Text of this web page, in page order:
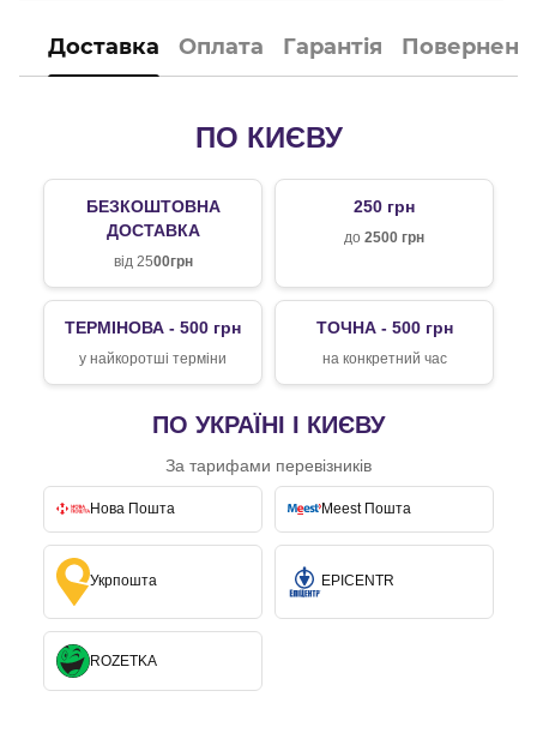
Доставка Оплата Гарантія
ПО КИЄВУ
БЕЗКОШТОВНА
ДОСТАВКА
від 2500грн
250 грн
до 2500 грн
ТЕРМІНОВА - 500 грн
у найкоротші терміни
ТОЧНА - 500 грн
на конкретний час
ПО УКРАЇНІ І КИЄВУ
За тарифами перевізників
Нова Пошта Meest Пошта
Укрпошта EPICENTR
ROZETKA